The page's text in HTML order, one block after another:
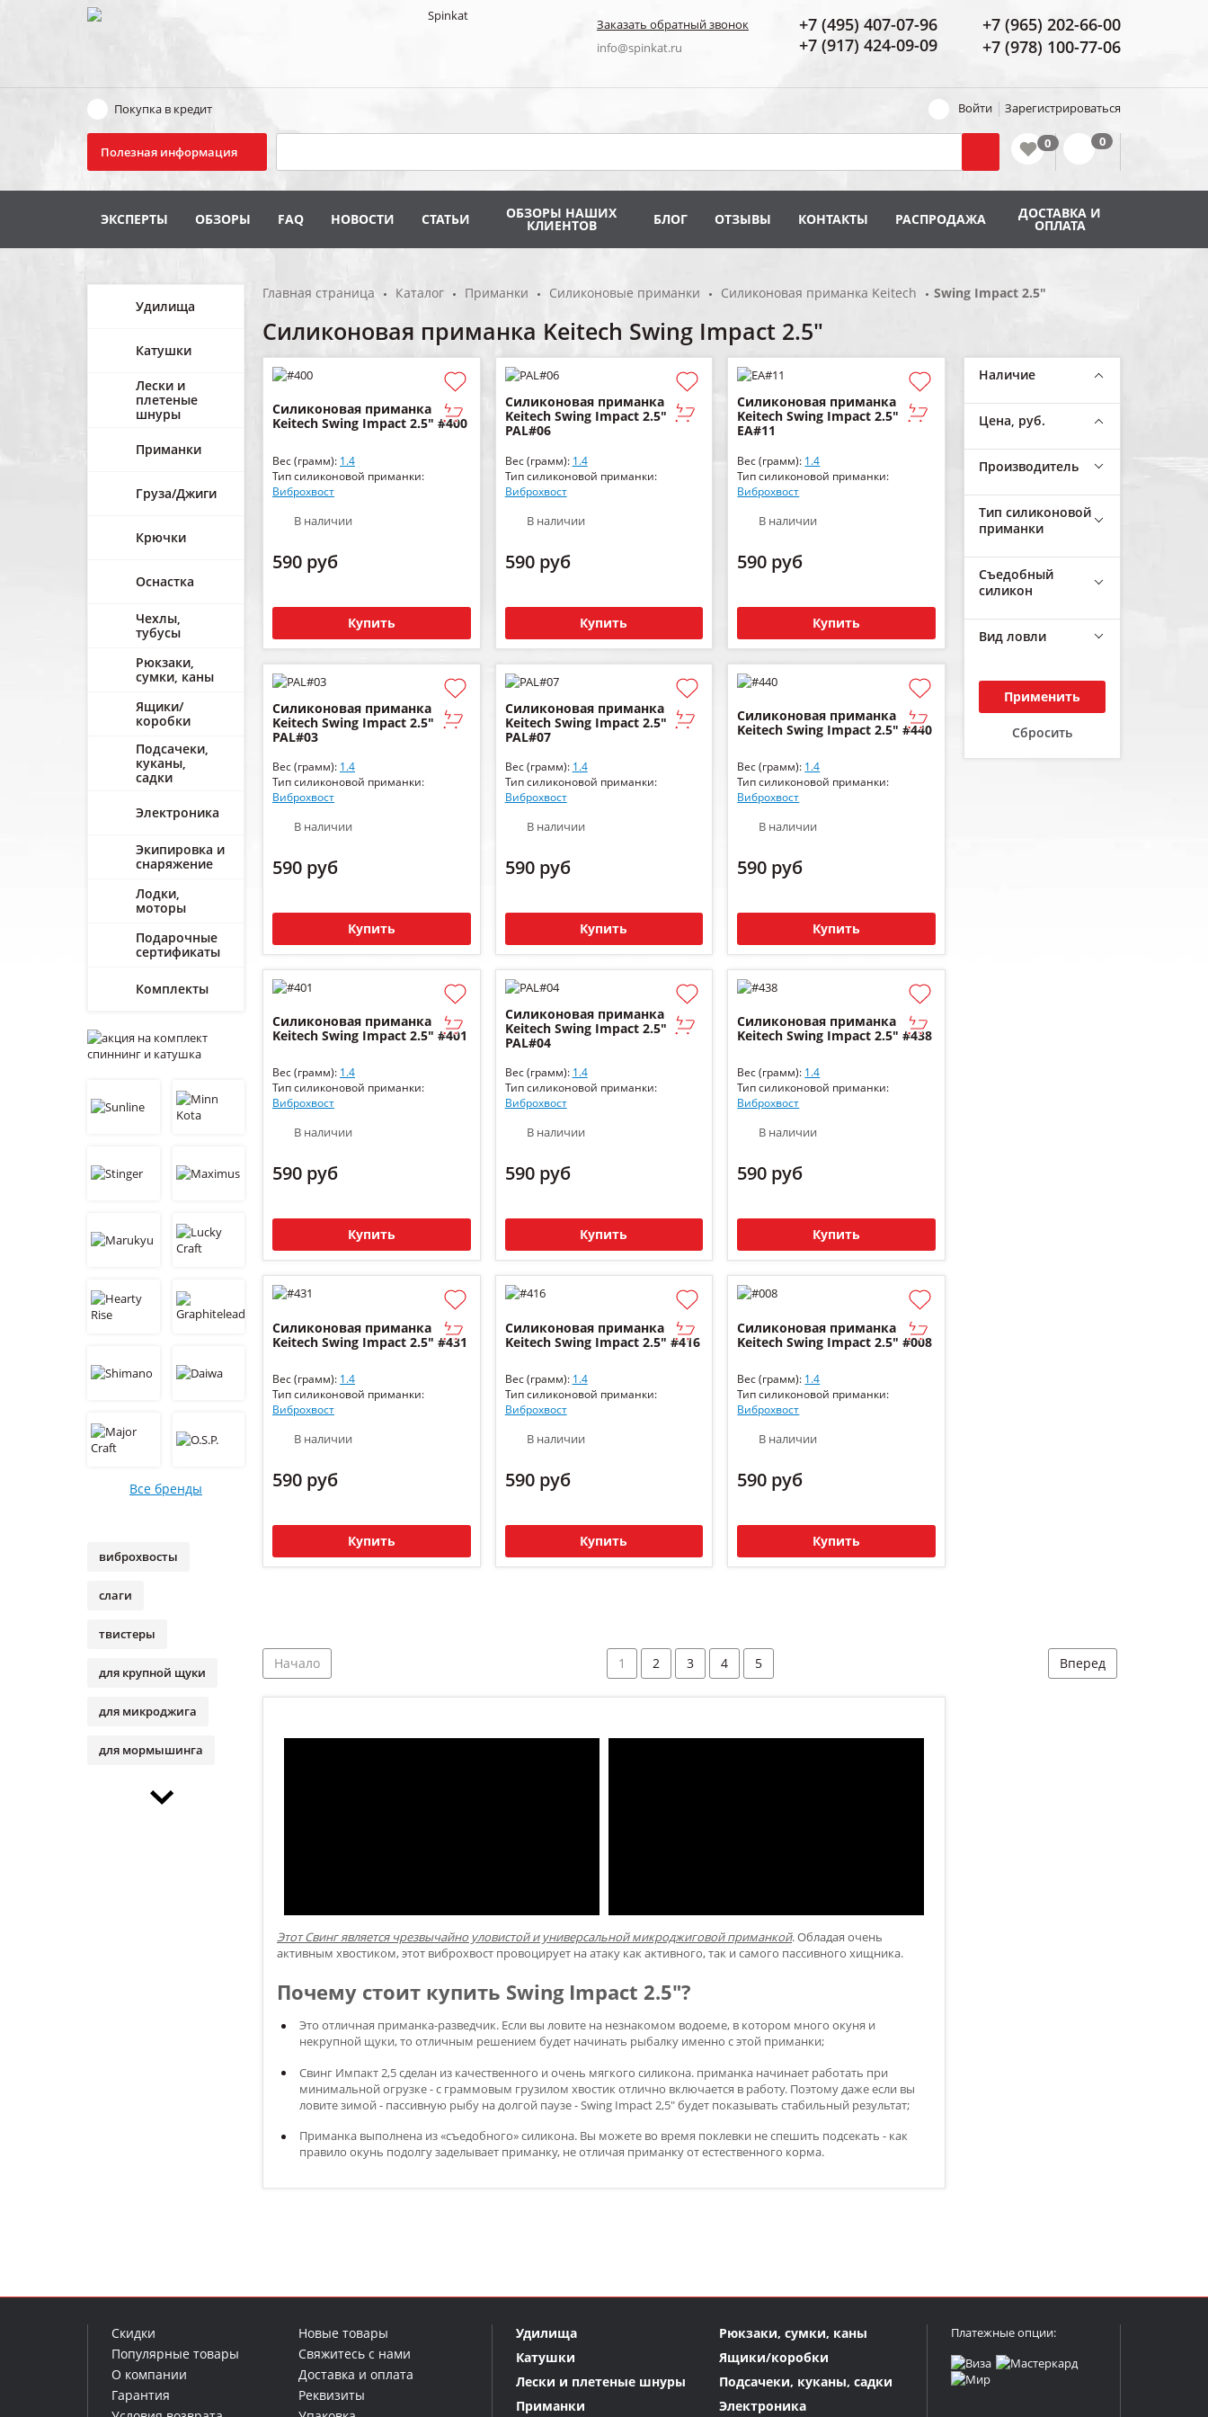
+7 (495) 407-07-96
+7 (917) 424-09-09
+7 (965) 202-66-00
+7 (978) 100-77-06
Заказать обратный звонок
info@spinkat.ru
Покупка в кредит Войти Зарегистрироваться
Полезная информация
ЭКСПЕРТЫ ОБЗОРЫ FAQ НОВОСТИ СТАТЬИ ОБЗОРЫ НАШИХ
КЛИЕНТОВ БЛОГ ОТЗЫВЫ КОНТАКТЫ РАСПРОДАЖА ДОСТАВКА И
ОПЛАТА
Главная страница Каталог Приманки Силиконовые приманки Силиконовая приманка Keitech Swing Impact 2.5"
Силиконовая приманка Keitech Swing Impact 2.5"
Наличие
Цена, руб.
Производитель
Тип силиконовой
приманки
Съедобный
силикон
Вид ловли
Применить
Сбросить
Силиконовая приманка
Keitech Swing Impact 2.5" #400
Вес (грамм): 1.4
Тип силиконовой приманки:
Виброхвост
В наличии
590 руб
Купить
Силиконовая приманка
Keitech Swing Impact 2.5"
PAL#06
Вес (грамм): 1.4
Тип силиконовой приманки:
Виброхвост
В наличии
590 руб
Купить
Силиконовая приманка
Keitech Swing Impact 2.5"
EA#11
Вес (грамм): 1.4
Тип силиконовой приманки:
Виброхвост
В наличии
590 руб
Купить
Силиконовая приманка
Keitech Swing Impact 2.5"
PAL#03
Вес (грамм): 1.4
Тип силиконовой приманки:
Виброхвост
В наличии
590 руб
Купить
Силиконовая приманка
Keitech Swing Impact 2.5"
PAL#07
Вес (грамм): 1.4
Тип силиконовой приманки:
Виброхвост
В наличии
590 руб
Купить
Силиконовая приманка
Keitech Swing Impact 2.5" #440
Вес (грамм): 1.4
Тип силиконовой приманки:
Виброхвост
В наличии
590 руб
Купить
Силиконовая приманка
Keitech Swing Impact 2.5" #401
Вес (грамм): 1.4
Тип силиконовой приманки:
Виброхвост
В наличии
590 руб
Купить
Силиконовая приманка
Keitech Swing Impact 2.5"
PAL#04
Вес (грамм): 1.4
Тип силиконовой приманки:
Виброхвост
В наличии
590 руб
Купить
Силиконовая приманка
Keitech Swing Impact 2.5" #438
Вес (грамм): 1.4
Тип силиконовой приманки:
Виброхвост
В наличии
590 руб
Купить
Силиконовая приманка
Keitech Swing Impact 2.5" #431
Вес (грамм): 1.4
Тип силиконовой приманки:
Виброхвост
В наличии
590 руб
Купить
Силиконовая приманка
Keitech Swing Impact 2.5" #416
Вес (грамм): 1.4
Тип силиконовой приманки:
Виброхвост
В наличии
590 руб
Купить
Силиконовая приманка
Keitech Swing Impact 2.5" #008
Вес (грамм): 1.4
Тип силиконовой приманки:
Виброхвост
В наличии
590 руб
Купить
Начало 1 2 3 4 5 Вперед
Этот Свинг является чрезвычайно уловистой и универсальной микроджиговой приманкой. Обладая очень
активным хвостиком, этот виброхвост провоцирует на атаку как активного, так и самого пассивного хищника.
Почему стоит купить Swing Impact 2.5"?
Это отличная приманка-разведчик. Если вы ловите на незнакомом водоеме, в котором много окуня и
некрупной щуки, то отличным решением будет начинать рыбалку именно с этой приманки;
Свинг Импакт 2,5 сделан из качественного и очень мягкого силикона. приманка начинает работать при
минимальной огрузке - с граммовым грузилом хвостик отлично включается в работу. Поэтому даже если вы
ловите зимой - пассивную рыбу на долгой паузе - Swing Impact 2,5" будет показывать стабильный результат;
Приманка выполнена из «съедобного» силикона. Вы можете во время поклевки не спешить подсекать - как
правило окунь подолгу заделывает приманку, не отличая приманку от естественного корма.
Удилища
Катушки
Лески и
плетеные
шнуры
Приманки
Груза/Джиги
Крючки
Оснастка
Чехлы,
тубусы
Рюкзаки,
сумки, каны
Ящики/
коробки
Подсачеки,
куканы,
садки
Электроника
Экипировка и
снаряжение
Лодки,
моторы
Подарочные
сертификаты
Комплекты
Все бренды
виброхвосты
слаги
твистеры
для крупной щуки
для микроджига
для мормышинга
Скидки
Популярные товары
О компании
Гарантия
Новые товары
Свяжитесь с нами
Доставка и оплата
Реквизиты
Удилища
Катушки
Лески и плетеные шнуры
Приманки
Рюкзаки, сумки, каны
Ящики/коробки
Подсачеки, куканы, садки
Электроника
Платежные опции: